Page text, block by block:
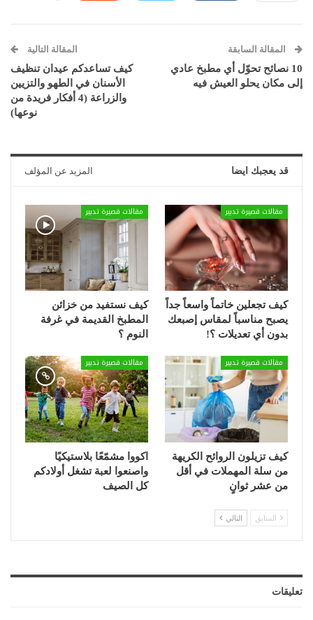
المقالة السابقة
10 نصائح تحوّل أي مطبخ عادي
إلى مكان يحلو العيش فيه
المقالة التالية
كيف تساعدكم عيدان تنظيف
الأسنان في الطهو والتزيين
والزراعة (4 أفكار فريدة من
نوعها)
قد يعجبك ايضا المزيد عن المؤلف
مقالات قصيرة تدبير
كيف تجعلين خاتماً واسعاً جداً
يصبح مناسباً لمقاس إصبعك
بدون أي تعديلات ؟!
مقالات قصيرة تدبير
كيف نستفيد من خزائن
المطبخ القديمة في غرفة
النوم ؟
مقالات قصيرة تدبير
كيف تزيلون الروائح الكريهة
من سلة المهملات في أقل
من عشر ثوانٍ
مقالات قصيرة تدبير
اكووا مشمّعًا بلاستيكيًا
واصنعوا لعبة تشغل أولادكم
كل الصيف
السابق التالي
تعليقات